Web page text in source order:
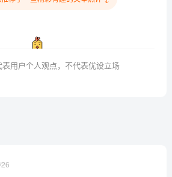
用户个人观点，不代表优设立场